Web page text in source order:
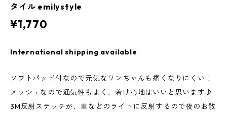
タイル emilystyle
¥1,770
International shipping available
ソフトパッド付なので元気なワンちゃんも痛くなりにくい！
メッシュなので通気性もよく、着け心地はいいと思います♪
3M反射ステッチが、車などのライトに反射するので夜のお散